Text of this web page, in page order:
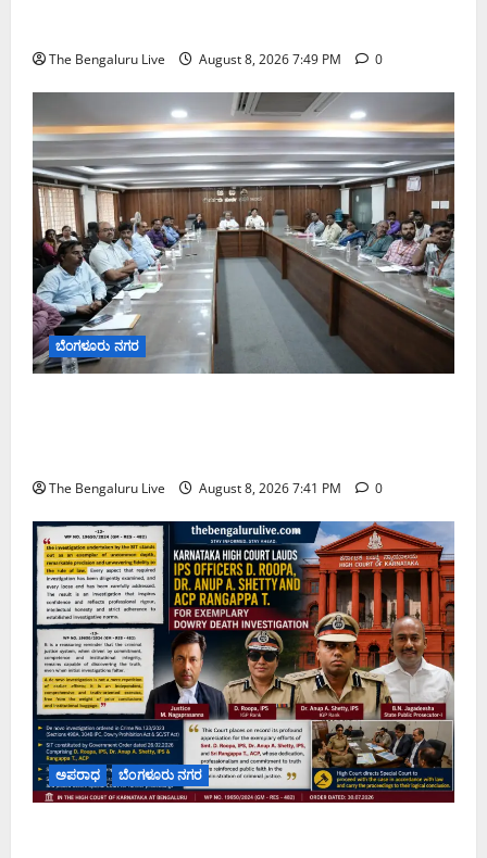
The Bengaluru Live August 8, 2026 7:49 PM 0
ಬೆಂಗಳೂರು ನಗರ
The Bengaluru Live August 8, 2026 7:41 PM 0
ಅಪರಾಧ ಬೆಂಗಳೂರು ನಗರ